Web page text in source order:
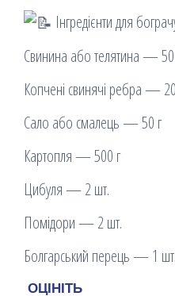
Інгредієнти для
Свинина або телятина —
Копчені свинячі ребра —
Сало або смалець — 50 г
Картопля — 500 г
Цибуля — 2 шт.
Помідори — 2 шт.
Болгарський перець — 1 шт.